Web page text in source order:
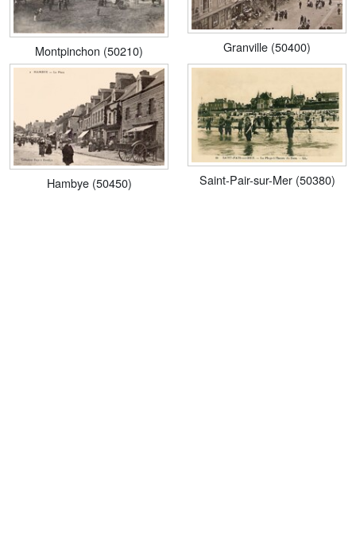
Montpinchon (50210) Granville (50400)
Hambye (50450) Saint-Pair-sur-Mer (50380)